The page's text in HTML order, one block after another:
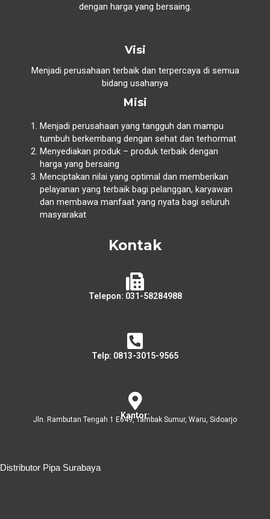
dengan harga yang bersaing.
Visi
Menjadi perusahaan terbaik dan terpercaya di semua
bidang usahanya
Misi
Menjadi perusahaan yang tangguh dan mampu
tumbuh berkembang dengan sehat dan terhormat
Menyediakan produk – produk terbaik dengan
harga yang bersaing
Menciptakan nilai yang optimal dan memberikan
pelayanan yang terbaik bagi pelanggan, karyawan
dan membawa manfaat yang nyata bagi seluruh
masyarakat
Kontak
Telepon: 031-58284988
Telp: 0813-3015-9565
Kantor:
Jln. Rambutan Tengah 1 E649, Tambak Sumur, Waru, Sidoarjo
Distributor Pipa Surabaya